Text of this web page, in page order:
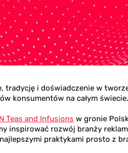
tradycję i doświadczenie w
konsumentów na całym świecie.
Teas and Infusions w gronie
inspirować rozwój branży
praktykami prosto z